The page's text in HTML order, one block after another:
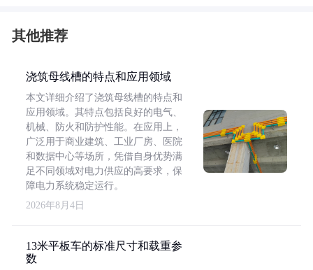
其他推荐
浇筑母线槽的特点和应用领域
本文详细介绍了浇筑母线槽的特点和
应用领域。其特点包括良好的电气、
机械、防火和防护性能。在应用上，
广泛用于商业建筑、工业厂房、医院
和数据中心等场所，凭借自身优势满
足不同领域对电力供应的高要求，保
障电力系统稳定运行。
2026年8月4日
13米平板车的标准尺寸和载重参
数